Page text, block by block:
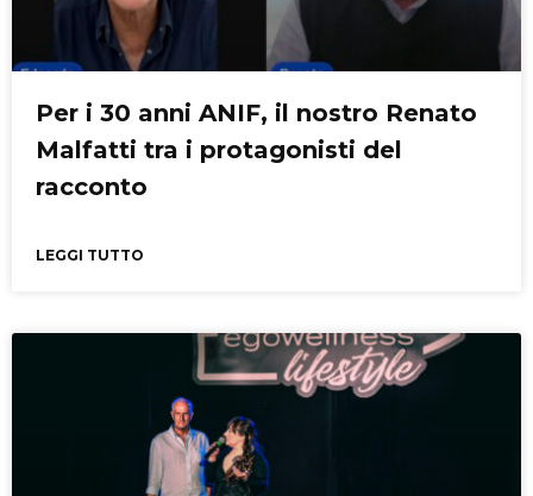
Per i 30 anni ANIF, il nostro Renato
Malfatti tra i protagonisti del
racconto
LEGGI TUTTO